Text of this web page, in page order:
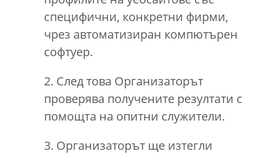
специфични, конкретни фирми,
чрез автоматизиран компютърен
софтуер.
2. След това Организаторът
проверява получените резултати с
помощта на опитни служители.
3. Организаторът ще изтегли